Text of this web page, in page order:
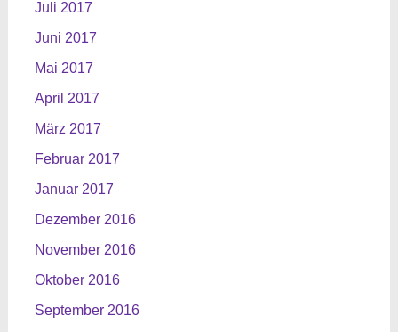
Juli 2017
Juni 2017
Mai 2017
April 2017
März 2017
Februar 2017
Januar 2017
Dezember 2016
November 2016
Oktober 2016
September 2016